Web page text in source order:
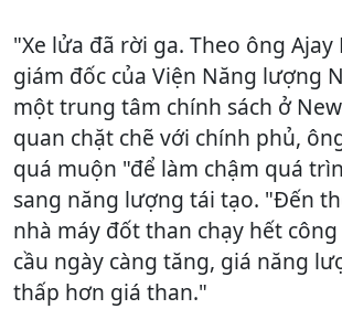
"Xe lửa đã rời ga. Theo ông Ajay
giám đốc của Viện Năng lượng
một trung tâm chính sách ở
quan chặt chẽ với chính phủ,
quá muộn "để làm chậm quá
sang năng lượng tái tạo. "Đến
nhà máy đốt than chạy hết
cầu ngày càng tăng, giá năng
thấp hơn giá than."